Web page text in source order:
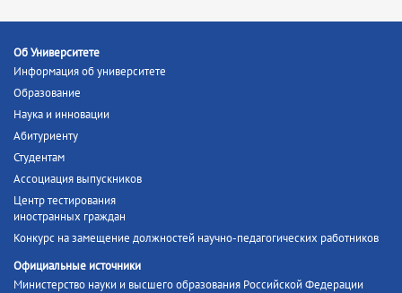
Об Университете
Информация об университете
Образование
Наука и инновации
Абитуриенту
Студентам
Ассоциация выпускников
Центр тестирования
иностранных граждан
Конкурс на замещение должностей научно-педагогических работников
Официальные источники
Министерство науки и высшего образования Российской Федерации